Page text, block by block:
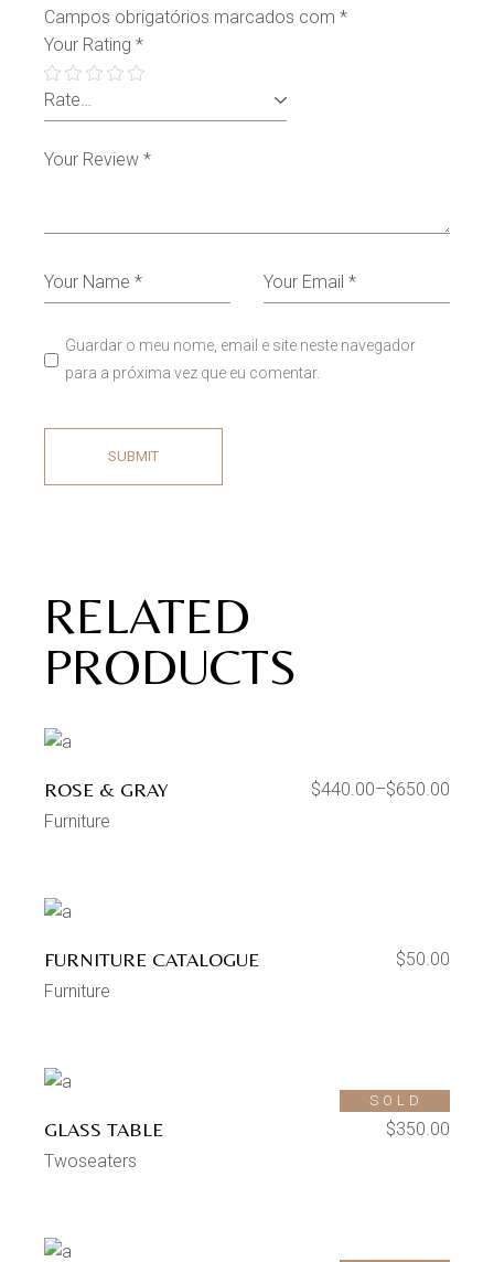
Campos obrigatórios marcados com*
Your Rating*
Guardar o meu nome, email e site neste navegador
para a próxima vez que eu comentar.
SUBMIT
RELATED
PRODUCTS
ROSE & GRAY $440.00–$650.00
Furniture
FURNITURE CATALOGUE $50.00
Furniture
SOLD
GLASS TABLE $350.00
Twoseaters